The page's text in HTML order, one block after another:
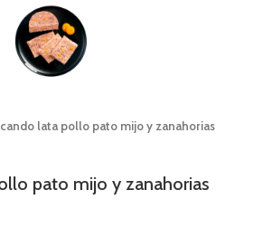
lata pollo pato mijo y zanahorias
pato mijo y zanahorias